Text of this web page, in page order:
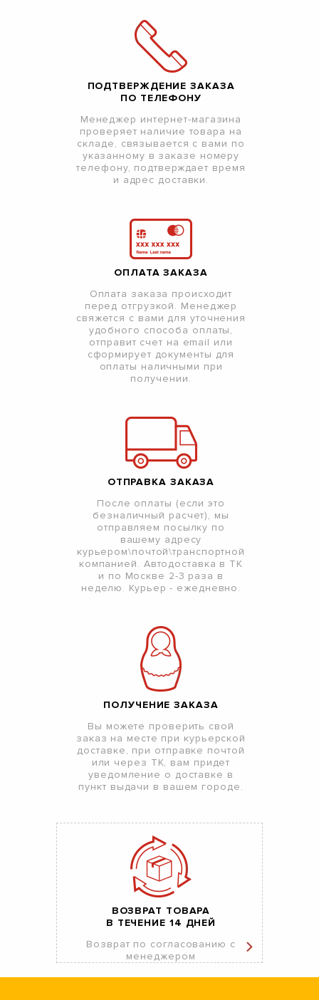
ПОДТВЕРЖДЕНИЕ ЗАКАЗА
ПО ТЕЛЕФОНУ
Менеджер интернет-магазина
проверяет наличие товара на
складе, связывается с вами по
указанному в заказе номеру
телефону, подтверждает время
и адрес доставки.
ОПЛАТА ЗАКАЗА
Оплата заказа происходит
перед отгрузкой. Менеджер
свяжется с вами для уточнения
удобного способа оплаты,
отправит счет на email или
сформирует документы для
оплаты наличными при
получении.
ОТПРАВКА ЗАКАЗА
После оплаты (если это
безналичный расчет), мы
отправляем посылку по
вашему адресу
курьером\почтой\транспортной
компанией. Автодоставка в ТК
и по Москве 2-3 раза в
неделю. Курьер - ежедневно.
ПОЛУЧЕНИЕ ЗАКАЗА
Вы можете проверить свой
заказ на месте при курьерской
доставке, при отправке почтой
или через ТК, вам придет
уведомление о доставке в
пункт выдачи в вашем городе.
ВОЗВРАТ ТОВАРА
В ТЕЧЕНИЕ 14 ДНЕЙ
Возврат по согласованию с
менеджером